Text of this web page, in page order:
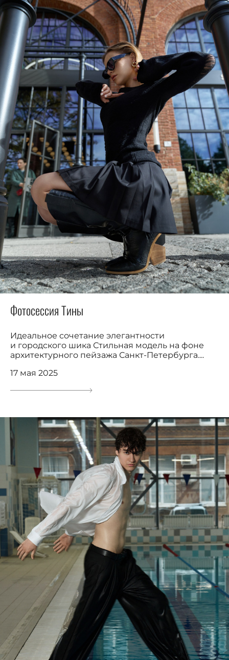
Фотосессия Тины
Идеальное сочетание элегантности
и городского шика Стильная модель на фоне
архитектурного пейзажа Санкт-Петербурга....
17 мая 2025